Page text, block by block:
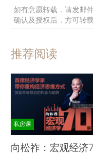
如有意愿转载，请发邮
确认及授权后，方可转载
推荐阅读
私房课
向松祚：宏观经济